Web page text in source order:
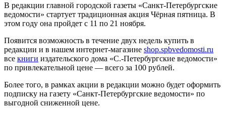
В редакции главной городской газеты «Санкт-Петербургские
ведомости» стартует традиционная акция Чёрная пятница. В
этом году она пройдет с 11 по 21 ноября.
Появится возможность в течение двух недель купить в
редакции и в нашем интернет-магазине shop.spbvedomosti.ru
все книги издательского дома «С.-Петербургские ведомости»
по привлекательной цене — всего за 100 рублей.
Более того, в рамках акции в редакции можно будет оформить
подписку на газету «Санкт-Петербургские ведомости» по
выгодной сниженной цене.